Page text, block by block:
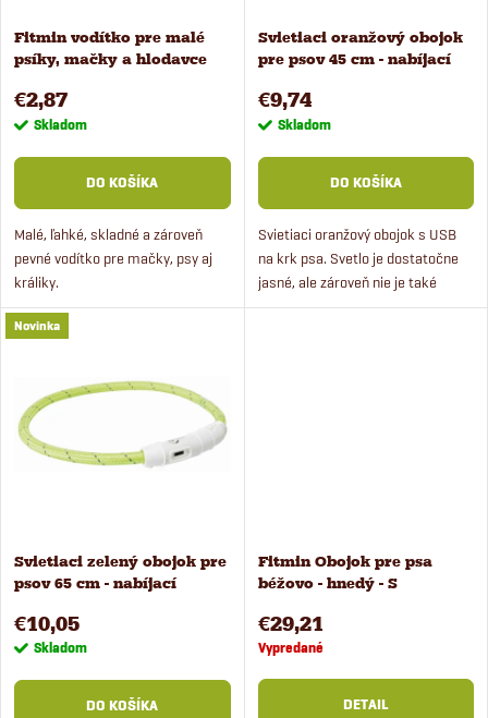
e
p
r
o
d
u
t
v
s
p
r
o
d
u
k
t
o
Fitmin vodítko pre malé
psíky, mačky a hlodavce
€2,87
Skladom
DO KOŠÍKA
Malé, ľahké, skladné a zároveň
pevné vodítko pre mačky, psy aj
králiky.
Svietiaci oranžový obojok
pre psov 45 cm - nabíjací
€9,74
Skladom
DO KOŠÍKA
Svietiaci oranžový obojok s USB
na krk psa. Svetlo je dostatočne
jasné, ale zároveň nie je také
intenzívne, aby mohlo psa
Novinka
Svietiaci zelený obojok pre
psov 65 cm - nabíjací
€10,05
Skladom
DO KOŠÍKA
Fitmin Obojok pre psa
béžovo - hnedý - S
€29,21
Vypredané
DETAIL